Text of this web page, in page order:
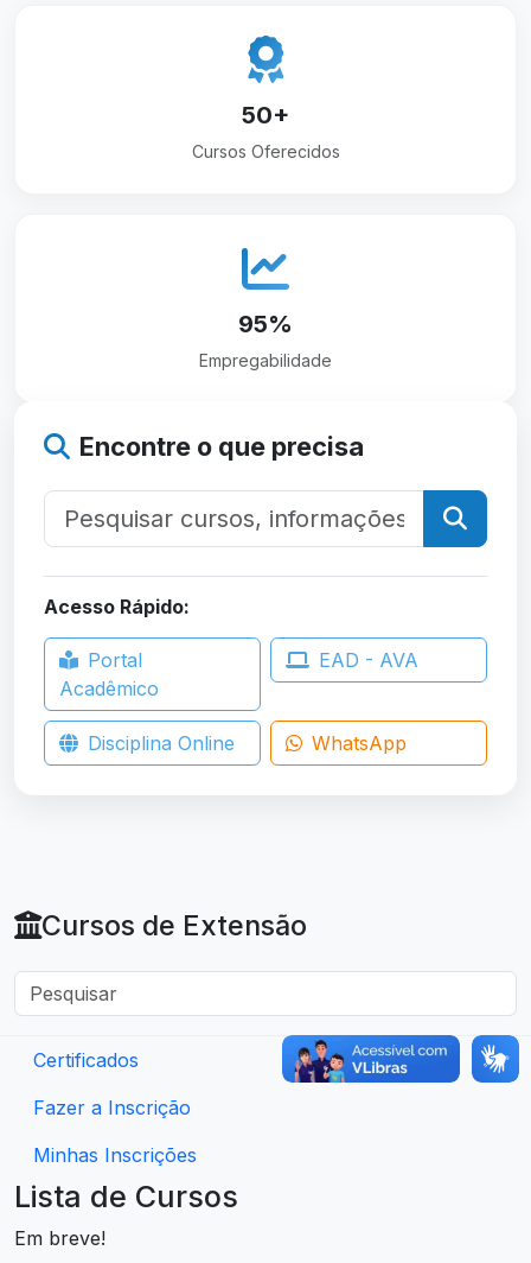
50+
Cursos Oferecidos
95%
Empregabilidade
Encontre o que precisa
Acesso Rápido:
Portal
Acadêmico
EAD - AVA
Disciplina Online WhatsApp
Cursos de Extensão
Certificados
Fazer a Inscrição
Minhas Inscrições
Lista de Cursos
Em breve!